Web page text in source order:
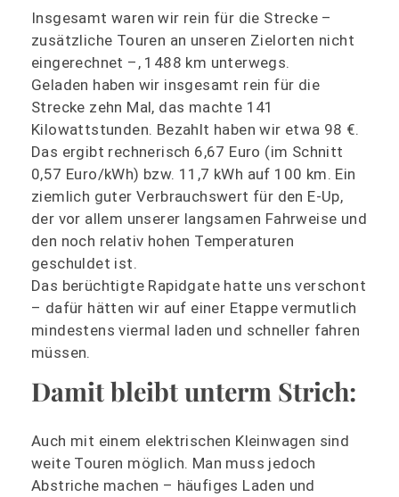
Insgesamt waren wir rein für die Strecke –
zusätzliche Touren an unseren Zielorten nicht
eingerechnet –, 1488 km unterwegs.
Geladen haben wir insgesamt rein für die
Strecke zehn Mal, das machte 141
Kilowattstunden. Bezahlt haben wir etwa 98 €.
Das ergibt rechnerisch 6,67 Euro (im Schnitt
0,57 Euro/kWh) bzw. 11,7 kWh auf 100 km. Ein
ziemlich guter Verbrauchswert für den E-Up,
der vor allem unserer langsamen Fahrweise und
den noch relativ hohen Temperaturen
geschuldet ist.
Das berüchtigte Rapidgate hatte uns verschont
– dafür hätten wir auf einer Etappe vermutlich
mindestens viermal laden und schneller fahren
müssen.
Damit bleibt unterm Strich:
Auch mit einem elektrischen Kleinwagen sind
weite Touren möglich. Man muss jedoch
Abstriche machen – häufiges Laden und